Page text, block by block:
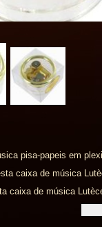
pisa-papeis em
caixa de música
caixa de música